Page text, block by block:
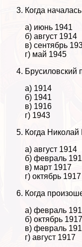
Когда
а) июнь 1941
б) август 1914
в) сентябрь
г) май 1945
Брусиловский
а) 1914
б) 1941
в) 1916
г) 1943
Когда Николай
а) август 1914
б) февраль
в) март 1917
г) октябрь 1917
Когда
а) февраль
б) октябрь 1917
в) февраль
г) август 1917